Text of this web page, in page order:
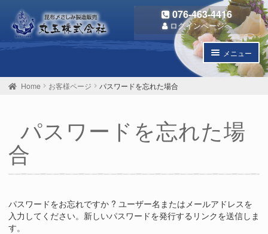
ビ
ゲ
ー
ン
ン
テ
ン
ス
076-463-4416
ログインページへ
メニュー
商品一覧
子
ー
を
ニ
ュ
開
個人情報保護方針
お問い合わせ
Home お客様ページ パスワードを忘れた場合
パスワードを忘れた場
合
パスワードをお忘れですか ? ユーザー名またはメールアドレスを
入力してください。新しいパスワードを発行するリンクを送信しま
す。